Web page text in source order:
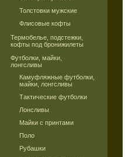
Толстовки мужские
Флисовые кофты
Термобелье, подстежки,
кофты под бронижилеты
Футболки, майки,
лонгсливы
Камуфляжные футболки,
майки, лонгсливы
Тактические футболки
Лонсливы
Майки с принтами
Поло
Рубашки